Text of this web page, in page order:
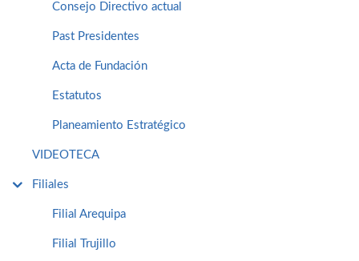
Consejo Directivo actual
Past Presidentes
Acta de Fundación
Estatutos
Planeamiento Estratégico
VIDEOTECA
Filiales
Filial Arequipa
Filial Trujillo